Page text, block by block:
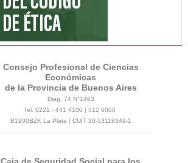
Consejo Profesional de Ciencias
Económicas
de la Provincia de Buenos Aires
Diag. 74 N°1463
Tel. 0221 - 441 4100 | 512 6000
B1900BZK La Plata | CUIT 30-53118349-1